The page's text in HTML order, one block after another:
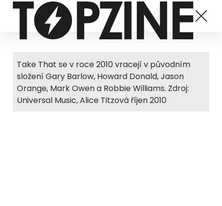
Take That se v roce 2010 vracejí v původním
složení Gary Barlow, Howard Donald, Jason
Orange, Mark Owen a Robbie Williams. Zdroj:
Universal Music, Alice Titzová říjen 2010